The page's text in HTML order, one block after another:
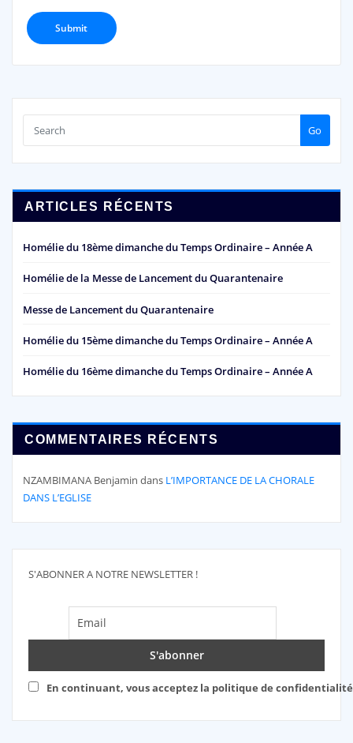
Go
ARTICLES RÉCENTS
Homélie du 18ème dimanche du Temps Ordinaire – Année A
Homélie de la Messe de Lancement du Quarantenaire
Messe de Lancement du Quarantenaire
Homélie du 15ème dimanche du Temps Ordinaire – Année A
Homélie du 16ème dimanche du Temps Ordinaire – Année A
COMMENTAIRES RÉCENTS
NZAMBIMANA Benjamin dans L’IMPORTANCE DE LA CHORALE
DANS L’EGLISE
S'ABONNER A NOTRE NEWSLETTER !
En continuant, vous acceptez la politique de confidentialité